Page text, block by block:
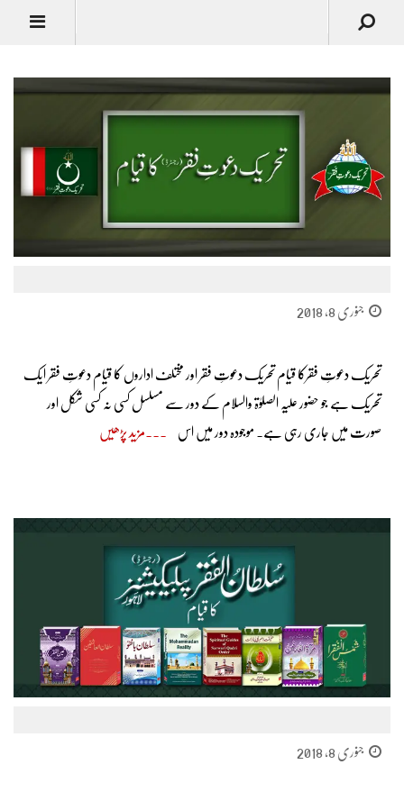
جنوری 8, 2018
تحریک دعوتِ فقرکا قیام تحریک دعوتِ فقر اور مختلف اداروں کا قیام دعوتِ فقر ایک
تحریک ہے جو حضور علیہ الصلوٰۃ والسلام کے دور سے مسلسل کسی نہ کسی شکل اور
صورت میں جاری رہی ہے۔ موجودہ دور میں اس مزید پڑھیں
جنوری 8, 2018